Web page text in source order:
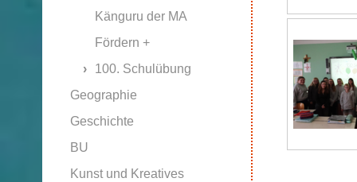
Känguru der MA
Fördern +
100. Schulübung
Geographie
Geschichte
BU
Kunst und Kreatives